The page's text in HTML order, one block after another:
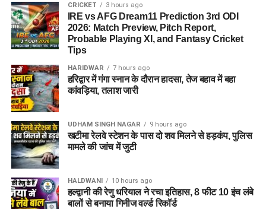
जेल नहीं, रेजिडेंशियल कॉम्प्लेक्स जैसा
होगा माहौल
आलंबन गांव की सबसे खास बात यही होगी कि यहां रहने वाली महिलाओं
और बच्चों को यह महसूस न हो कि वे किसी जेल या बंद संस्थान में रह रहे
हैं। इसके बजाय पूरा परिसर एक रेजिडेंशियल कॉम्प्लेक्स की तरह विकसित
किया जाएगा, जहां सुरक्षा के साथ रहने, पढ़ाई, दैनिक जीवन और सामाजिक
विकास से जुड़ी सुविधाएं उपलब्ध होंगी।
CRICKET 3 hours ago
IRE vs AFG Dream11 Prediction 3rd ODI
2026: Match Preview, Pitch Report,
Probable Playing XI, and Fantasy Cricket
Tips
HARIDWAR 7 hours ago
हरिद्वार में गंगा स्नान के दौरान हादसा, तेज बहाव में बहा
कांवड़िया, तलाश जारी
UDHAM SINGH NAGAR 9 hours ago
खटीमा रेलवे स्टेशन के पास दो शव मिलने से हड़कंप, पुलिस
मामले की जांच में जुटी
HALDWANI 10 hours ago
हल्द्वानी की रेणु धरियाल ने रचा इतिहास, 8 फीट 10 इंच लंबे
बालों से बनाया गिनीज वर्ल्ड रिकॉर्ड